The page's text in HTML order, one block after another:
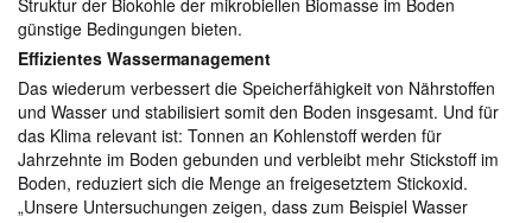
Struktur der Biokohle der mikrobiellen Biomasse im Boden
günstige Bedingungen bieten.
Effizientes Wassermanagement
Das wiederum verbessert die Speicherfähigkeit von Nährstoffen
und Wasser und stabilisiert somit den Boden insgesamt. Und für
das Klima relevant ist: Tonnen an Kohlenstoff werden für
Jahrzehnte im Boden gebunden und verbleibt mehr Stickstoff im
Boden, reduziert sich die Menge an freigesetztem Stickoxid.
„Unsere Untersuchungen zeigen, dass zum Beispiel Wasser